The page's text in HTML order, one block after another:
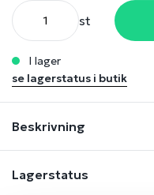
st
i lager
se lagerstatus i butik
Beskrivning
Lagerstatus